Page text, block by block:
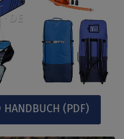
HANDBUCH (PDF)